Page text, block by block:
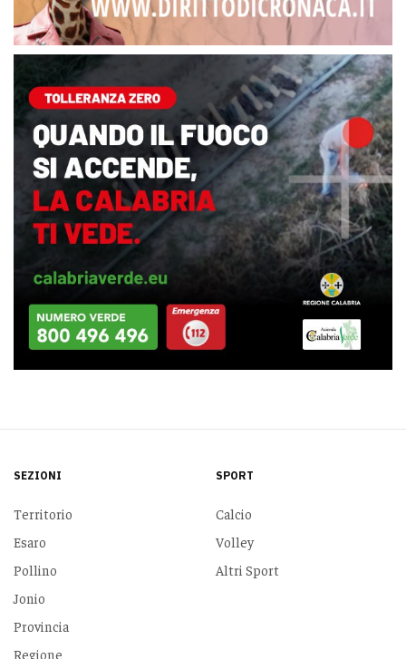
SEZIONI
Territorio
Esaro
Pollino
Jonio
Provincia
Regione
SPORT
Calcio
Volley
Altri Sport